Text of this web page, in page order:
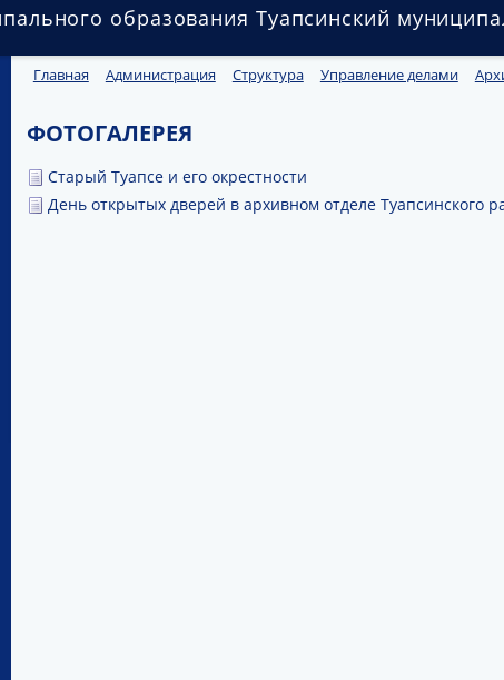
образования Туапсинский
Главная Администрация Структура Управление делами
ФОТОГАЛЕРЕЯ
Старый Туапсе и его окрестности
День открытых дверей в архивном отделе Туапсинского